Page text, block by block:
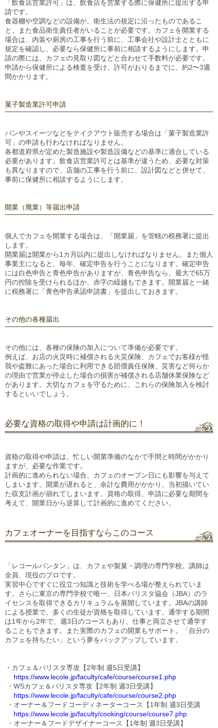
「飲食店営業許可」は、飲食店を営業する際に保健所に提出する申
請です。
食器棚や空調などの設備が、衛生法の規定に沿ったものであるこ
と、また食品衛生責任者がいることが必要です。カフェを開業する
場合は、内装や厨房の工事を行う前に、工事会社や設計士とともに
規定を確認し、必要なら保健所に事前に相談するようにします。申
請の際には、カフェの見取り図などと合わせて手数料が必要です。
申請から保健所による検査を受け、許可がおりるまでに、約2〜3週
間かかります。
菓子製造業許可申請
パンやスイーツなどをテイクアウト販売する場合は「菓子製造業許
可」の申請も行わなければなりません。
各都道府県が定めた製造施設や製造設備などの基準に適合している
必要があります。飲食店営業許可とは基準が違うため、必要な対策
も異なりますので、店舗の工事を行う前に、設計図などと併せて、
事前に保健所に相談するようにします。
開業（廃業）等届出申請
個人でカフェを開業する場合は、「開業届」を管轄の税務署に提出
します。
開業届は開業から1カ月以内に提出しなければなりません。また個人
事業主になると、毎年、確定申告を行うことになります。確定申告
には白色申告と青色申告がありますが、青色申告なら、最大で65万
円の控除を受けられるほか、赤字の繰越もできます。開業届と一緒
に税務署に「青色申告承認申請書」を提出しておきます。
その他の各種届出
その他には、各種の保険の加入について準備が必要です。
例えば、お店の火災時に補償される火災保険、カフェでお客様が怪
我や盗難にあった場合に利用できる賠償責任保険、災害など何らか
の理由で営業が停止した場合の損害が補償される店舗休業保険など
があります。大切なカフェを守るために、これらの保険加入を検討
するといいでしょう。
必要な資格の取得や申請は計画的に！
資格の取得や申請は、忙しい開業準備のなかで手間と時間がかかり
ますが、必要な作業です。
計画的に進められない場合、カフェのオープン日にも影響を与えて
しまいます。開業が遅れると、余計な費用がかかり、当初描いてい
た収支計画が崩れてしまいます。資格の取得、申請に必要な期間を
考えて、開業日から逆算して計画的に進めてください。
カフェオーナーを目指すならこのコース
「レコールバンタン」は、カフェや製菓・調理の専門学校。講師は
全員、現役のプロです。
実習中心ですぐに役立つ知識と技術を学べる場が整えられていま
す。さらに東京の専門学校で唯一、日本バリスタ協会（JBA）のラ
イセンスを取得できるカリキュラムを展開しています。JBAの講師
による授業で、多くの生徒が資格を取得しています。通学する期間
は1年から2年で、週3日のコースもあり、仕事と両立させて通学す
ることもできます。また実際のカフェの開業もサポート。「自分の
カフェを持ちたい」という夢をバックアップしています。
・カフェ＆バリスタ専攻【2年制 週5日受講】
https://www.lecole.jp/faculty/cafe/course/course1.php
・WSカフェ＆バリスタ専攻【2年制 週3日受講】
https://www.lecole.jp/faculty/cafe/course/course2.php
・オーナー＆フードコーディネーターコース【1年制 週3日受講
https://www.lecole.jp/faculty/cooking/course/course7.php
・オーナー＆フードデザイナーコース【1年制 週3日受講】